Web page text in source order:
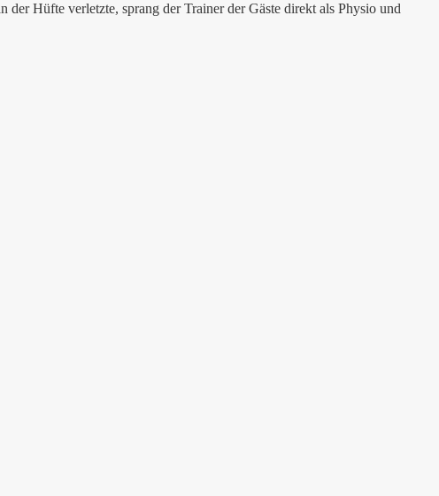
Hüfte verletzte, sprang der Trainer der Gäste direkt als Physio und